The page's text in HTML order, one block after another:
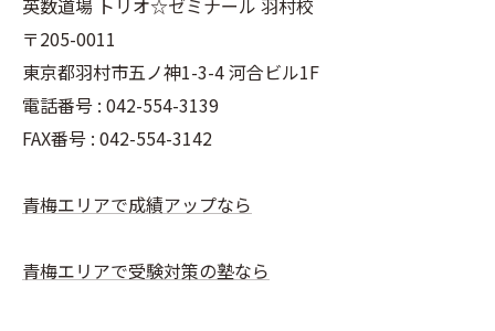
英数道場 トリオ☆ゼミナール 羽村校
〒205-0011
東京都羽村市五ノ神1-3-4 河合ビル1F
電話番号 : 042-554-3139
FAX番号 : 042-554-3142
青梅エリアで成績アップなら
青梅エリアで受験対策の塾なら